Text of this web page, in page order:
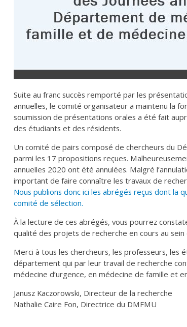
Suite au franc succès remporté par les
annuelles, le comité organisateur a maintenu la
soumission de présentations orales a été fait
des étudiants et des résidents.
Un comité de pairs composé de chercheurs du
parmi les 17 propositions reçues.
annuelles 2020 ont été annulées. Malgré
important de faire connaître les travaux de
Nous publions donc ici les abrégés reçus dont la
comité de sélection.
À la lecture de ces abrégés, vous pourrez
qualité des projets de recherche en cours au sein
Merci à tous les chercheurs, les professeurs, les
département qui par leur travail de recherche
médecine d’urgence, en médecine de famille et
Janusz Kaczorowski, Directeur de la recherche
Nathalie Caire Fon, Directrice du DMFMU